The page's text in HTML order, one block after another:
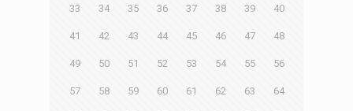
33 34 35 36 37 38 39 40
41 42 43 44 45 46 47 48
49 50 51 52 53 54 55 56
57 58 59 60 61 62 63 64